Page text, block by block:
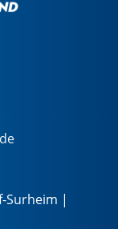
Surheim |